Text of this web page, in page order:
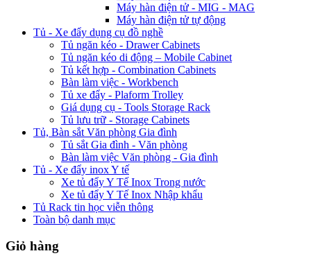
Máy hàn điện tử - MIG - MAG
Máy hàn điện tử tự động
Tủ - Xe đẩy dụng cụ đồ nghề
Tủ ngăn kéo - Drawer Cabinets
Tủ ngăn kéo di động – Mobile Cabinet
Tủ kết hợp - Combination Cabinets
Bàn làm việc - Workbench
Tủ xe đẩy - Plaform Trolley
Giá dụng cụ - Tools Storage Rack
Tủ lưu trữ - Storage Cabinets
Tủ, Bàn sắt Văn phòng Gia đình
Tủ sắt Gia đình - Văn phòng
Bàn làm việc Văn phòng - Gia đình
Tủ - Xe đẩy inox Y tế
Xe tủ đẩy Y Tế Inox Trong nước
Xe tủ đẩy Y Tế Inox Nhập khẩu
Tủ Rack tin học viễn thông
Toàn bộ danh mục
Giỏ hàng